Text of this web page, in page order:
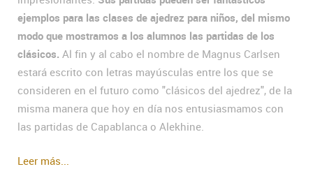
ejemplos para las clases de ajedrez para niños, del mismo
modo que mostramos a los alumnos las partidas de los
clásicos. Al fin y al cabo el nombre de Magnus Carlsen
estará escrito con letras mayúsculas entre los que se
consideren en el futuro como "clásicos del ajedrez", de la
misma manera que hoy en día nos entusiasmamos con
las partidas de Capablanca o Alekhine.
Leer más...